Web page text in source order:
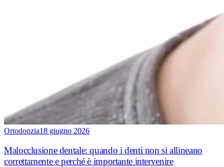
Ortodonzia18 giugno 2026
Malocclusione dentale: quando i denti non si allineano
correttamente e perché è importante intervenire